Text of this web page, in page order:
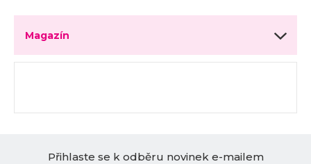
Magazín
Přihlaste se k odběru novinek e-mailem